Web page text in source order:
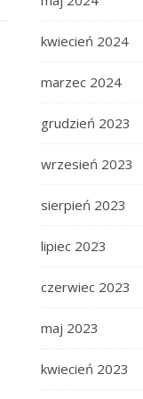
kwiecień 2024
marzec 2024
grudzień 2023
wrzesień 2023
sierpień 2023
lipiec 2023
czerwiec 2023
maj 2023
kwiecień 2023